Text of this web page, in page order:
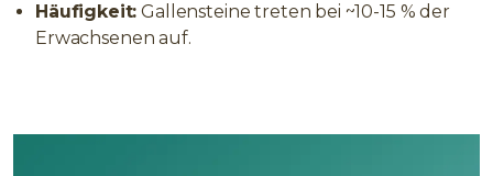
Häufigkeit: Gallensteine treten bei ~10-15 % der
Erwachsenen auf.